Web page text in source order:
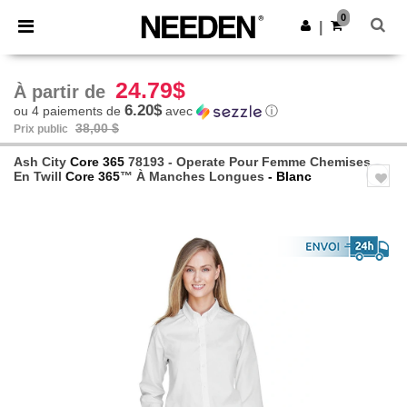
× Appli Needen
Meilleurs prix sur l’app !
Obtenir l'appli
0
À partir de 24.79$
ou 4 paiements de 6.20$avec ⓘ
Prix public 38,00 $
Ash City Core 365 78193 - Operate Pour Femme Chemises
En Twill Core 365™ À Manches Longues - Blanc